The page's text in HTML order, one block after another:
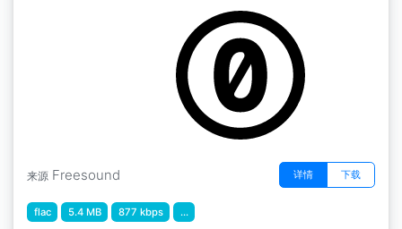
来源 Freesound 详情 下载
flac 5.4 MB 877 kbps ...